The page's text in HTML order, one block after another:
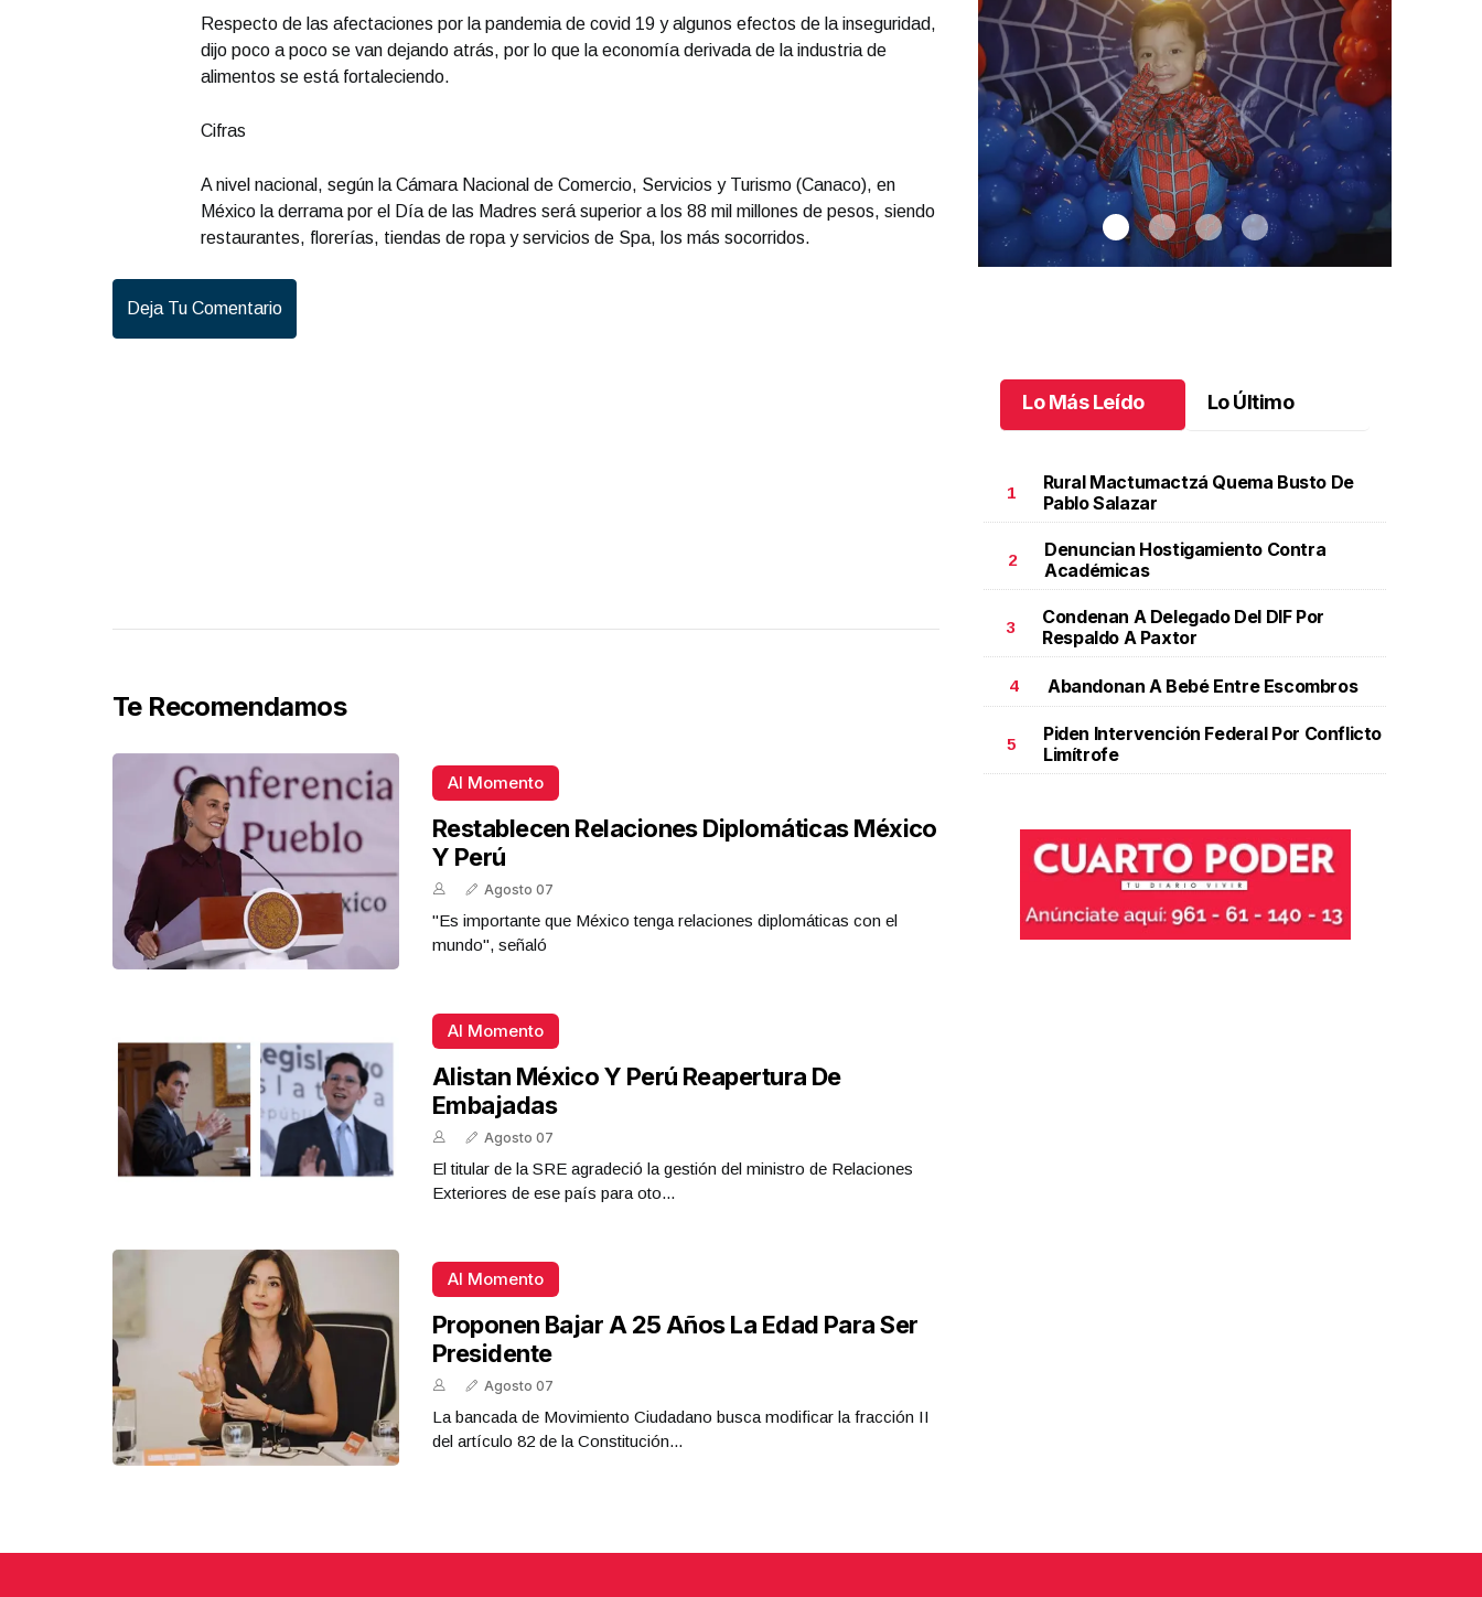
Respecto de las afectaciones por la pandemia de covid 19 y algunos efectos de la inseguridad,
dijo poco a poco se van dejando atrás, por lo que la economía derivada de la industria de
alimentos se está fortaleciendo.
Cifras
A nivel nacional, según la Cámara Nacional de Comercio, Servicios y Turismo (Canaco), en
México la derrama por el Día de las Madres será superior a los 88 mil millones de pesos, siendo
restaurantes, florerías, tiendas de ropa y servicios de Spa, los más socorridos.
Deja Tu Comentario
Te Recomendamos
Al Momento
Restablecen Relaciones Diplomáticas México
Y Perú
Agosto 07
"Es importante que México tenga relaciones diplomáticas con el
mundo", señaló
Al Momento
Alistan México Y Perú Reapertura De
Embajadas
Agosto 07
El titular de la SRE agradeció la gestión del ministro de Relaciones
Exteriores de ese país para oto...
Al Momento
Proponen Bajar A 25 Años La Edad Para Ser
Presidente
Agosto 07
La bancada de Movimiento Ciudadano busca modificar la fracción II
del artículo 82 de la Constitución...
Plástico
Santiago cumplió 3 años.Santiago cumplió 3 años
Octubre 03 l
Lo Más Leído Lo Último
1
Rural Mactumactzá Quema Busto De
Pablo Salazar
2
Denuncian Hostigamiento Contra
Académicas
3
Condenan A Delegado Del DIF Por
Respaldo A Paxtor
4 Abandonan A Bebé Entre Escombros
5
Piden Intervención Federal Por Conflicto
Limítrofe